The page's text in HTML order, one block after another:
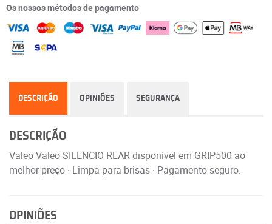
Os nossos métodos de pagamento
DESCRIÇÃO OPINIÕES SEGURANÇA
DESCRIÇÃO
Valeo Valeo SILENCIO REAR disponível em GRIP500 ao
melhor preço · Limpa para brisas · Pagamento seguro.
OPINIÕES